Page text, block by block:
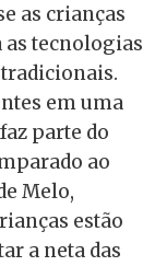
as crianças
as tecnologias
em uma
parte do
ao
Melo,
estão
a neta das